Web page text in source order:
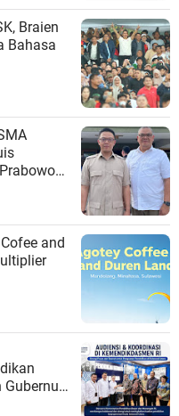
Braien
Bahasa
Di
and
Gubernur